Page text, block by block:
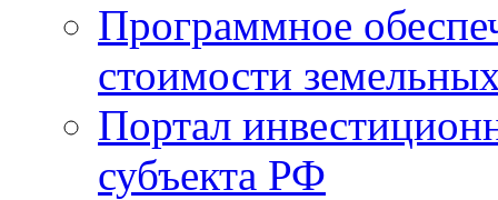
Программное
стоимости
Портал
субъекта РФ